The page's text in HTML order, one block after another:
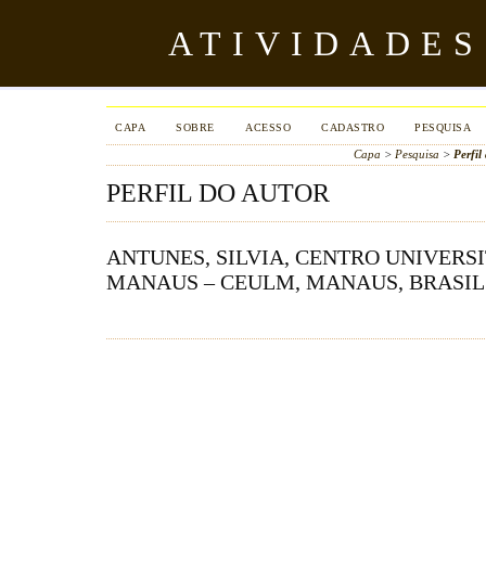
CAPA SOBRE ACESSO CADASTRO PESQUISA
Capa > Pesquisa > Perfil
PERFIL DO AUTOR
ANTUNES, SILVIA, CENTRO
MANAUS – CEULM, MANAUS, BRASIL